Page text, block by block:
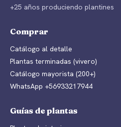
+25 años produciendo plantines
Comprar
Catálogo al detalle
Plantas terminadas (vivero)
Catálogo mayorista (200+)
WhatsApp +56933217944
Guías de plantas